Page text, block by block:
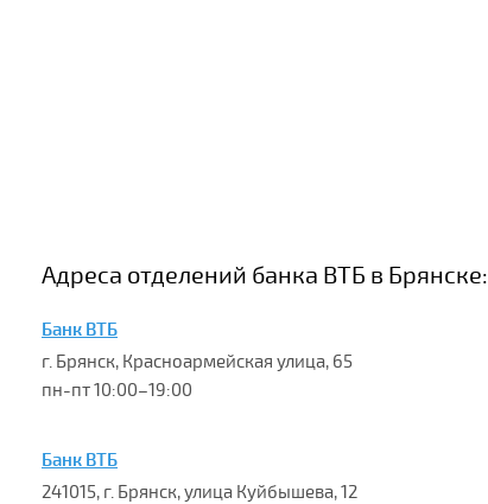
Адреса отделений банка ВТБ в Брянске:
Банк ВТБ
г. Брянск, Красноармейская улица, 65
пн-пт 10:00–19:00
Банк ВТБ
241015, г. Брянск, улица Куйбышева, 12